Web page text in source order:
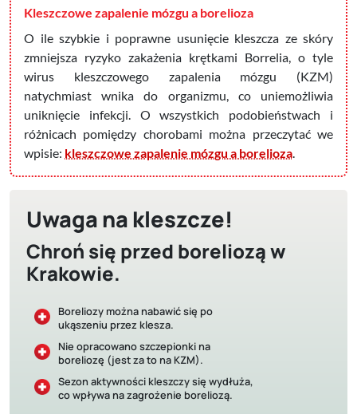
Kleszczowe zapalenie mózgu a borelioza
O ile szybkie i poprawne usunięcie kleszcza ze skóry
zmniejsza ryzyko zakażenia krętkami Borrelia, o tyle
wirus kleszczowego zapalenia mózgu (KZM)
natychmiast wnika do organizmu, co uniemożliwia
uniknięcie infekcji. O wszystkich podobieństwach i
różnicach pomiędzy chorobami można przeczytać we
wpisie: kleszczowe zapalenie mózgu a borelioza.
Uwaga na kleszcze!
Chroń się przed boreliozą w
Krakowie.
Boreliozy można nabawić się po
ukąszeniu przez klesza.
Nie opracowano szczepionki na
boreliozę (jest za to na KZM).
Sezon aktywności kleszczy się wydłuża,
co wpływa na zagrożenie boreliozą.